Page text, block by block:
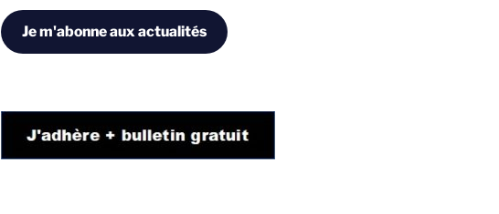
Je m'abonne aux actualités